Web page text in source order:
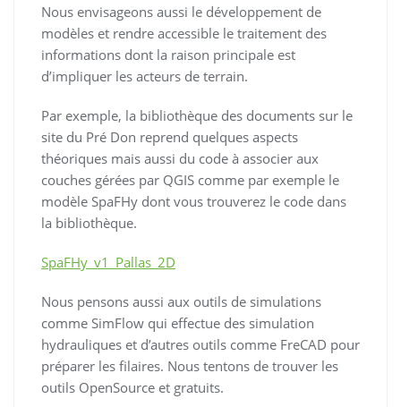
Nous envisageons aussi le développement de
modèles et rendre accessible le traitement des
informations dont la raison principale est
d’impliquer les acteurs de terrain.
Par exemple, la bibliothèque des documents sur le
site du Pré Don reprend quelques aspects
théoriques mais aussi du code à associer aux
couches gérées par QGIS comme par exemple le
modèle SpaFHy dont vous trouverez le code dans
la bibliothèque.
SpaFHy_v1_Pallas_2D
Nous pensons aussi aux outils de simulations
comme SimFlow qui effectue des simulation
hydrauliques et d’autres outils comme FreCAD pour
préparer les filaires. Nous tentons de trouver les
outils OpenSource et gratuits.